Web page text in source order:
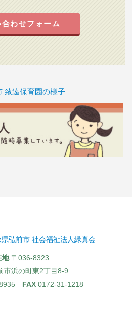
わせフォーム
地〒036-8323
市浜の町東2丁目8-9
FAX0172-31-1218